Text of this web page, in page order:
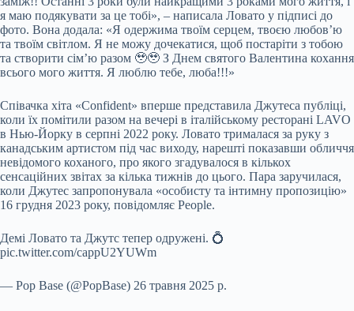
я маю подякувати за це тобі», – написала Ловато у підписі до
фото. Вона додала: «Я одержима твоїм серцем, твоєю любов’ю
та твоїм світлом. Я не можу дочекатися, щоб постаріти з тобою
та створити сім’ю разом 🥹🥹 З Днем святого Валентина кохання
всього мого життя. Я люблю тебе, люба!!!»
Співачка хіта «Confident» вперше представила Джутеса публіці,
коли їх помітили разом на вечері в італійському ресторані LAVO
в Нью-Йорку в серпні 2022 року. Ловато трималася за руку з
канадським артистом під час виходу, нарешті показавши обличчя
невідомого коханого, про якого згадувалося в кількох
сенсаційних звітах за кілька тижнів до цього. Пара заручилася,
коли Джутес запропонувала «особисту та інтимну пропозицію»
16 грудня 2023 року, повідомляє People.
Демі Ловато та Джутс тепер одружені. 💍
pic.twitter.com/cappU2YUWm
— Pop Base (@PopBase) 26 травня 2025 р.